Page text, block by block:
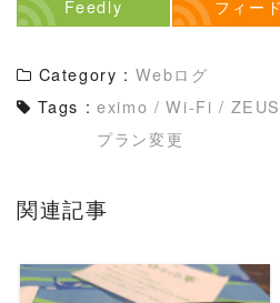
Feedly
フィード
Category : Webログ
Tags : eximo / Wi-Fi / ZEUS
プラン変更
関連記事